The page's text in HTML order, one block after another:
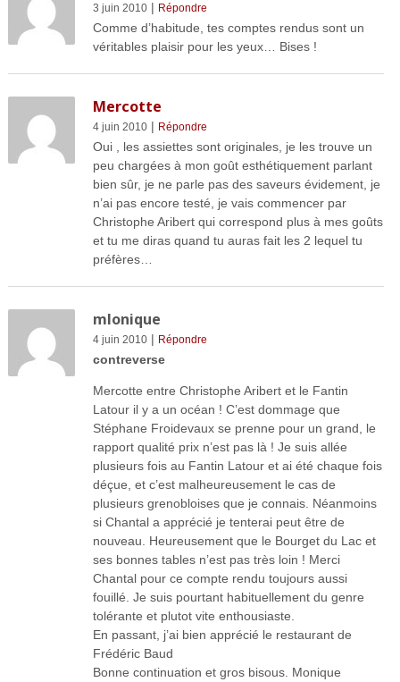
3 juin 2010| Répondre
Comme d’habitude, tes comptes rendus sont un
véritables plaisir pour les yeux… Bises !
Mercotte
4 juin 2010| Répondre
Oui , les assiettes sont originales, je les trouve un
peu chargées à mon goût esthétiquement parlant
bien sûr, je ne parle pas des saveurs évidement, je
n’ai pas encore testé, je vais commencer par
Christophe Aribert qui correspond plus à mes goûts
et tu me diras quand tu auras fait les 2 lequel tu
préfères…
mlonique
4 juin 2010| Répondre
contreverse
Mercotte entre Christophe Aribert et le Fantin
Latour il y a un océan ! C’est dommage que
Stéphane Froidevaux se prenne pour un grand, le
rapport qualité prix n’est pas là ! Je suis allée
plusieurs fois au Fantin Latour et ai été chaque fois
déçue, et c’est malheureusement le cas de
plusieurs grenobloises que je connais. Néanmoins
si Chantal a apprécié je tenterai peut être de
nouveau. Heureusement que le Bourget du Lac et
ses bonnes tables n’est pas très loin ! Merci
Chantal pour ce compte rendu toujours aussi
fouillé. Je suis pourtant habituellement du genre
tolérante et plutot vite enthousiaste.
En passant, j’ai bien apprécié le restaurant de
Frédéric Baud
Bonne continuation et gros bisous. Monique